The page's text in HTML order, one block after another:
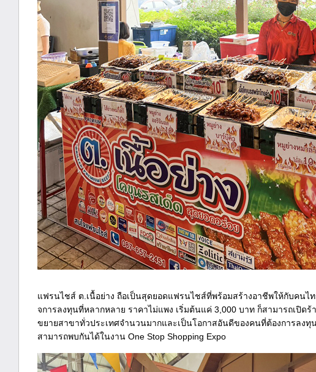
แฟรนไชส์ ต.เนื้อย่าง ถือเป็นสุดยอดแฟรนไชส์ที่พร้อมสร้างอาชีพให้กับคนไท
จการลงทุนที่หลากหลาย ราคาไม่แพง เริ่มต้นแค่ 3,000 บาท ก็สามารถเปิด
ขยายสาขาทั่วประเทศจำนวนมากและเป็นโอกาสอันดีของคนที่ต้องการลงทุ
สามารถพบกันได้ในงาน One Stop Shopping Expo